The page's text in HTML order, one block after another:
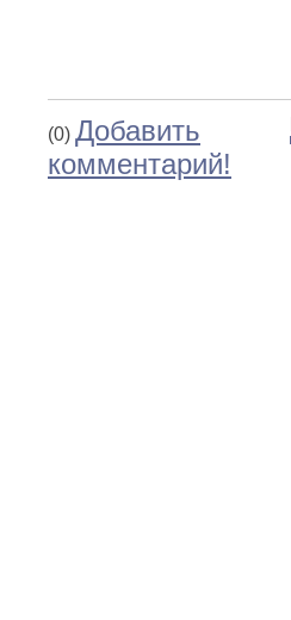
(0) Добавить
комментарий!